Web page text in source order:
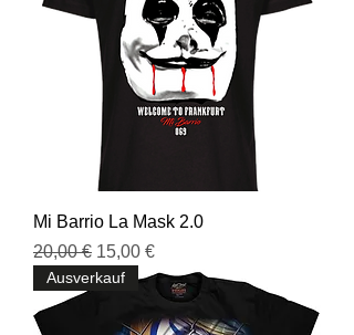
Mi Barrio La Mask 2.0
Standardpreis
20,00 € Sale-Preis
15,00 €
Ausverkauf